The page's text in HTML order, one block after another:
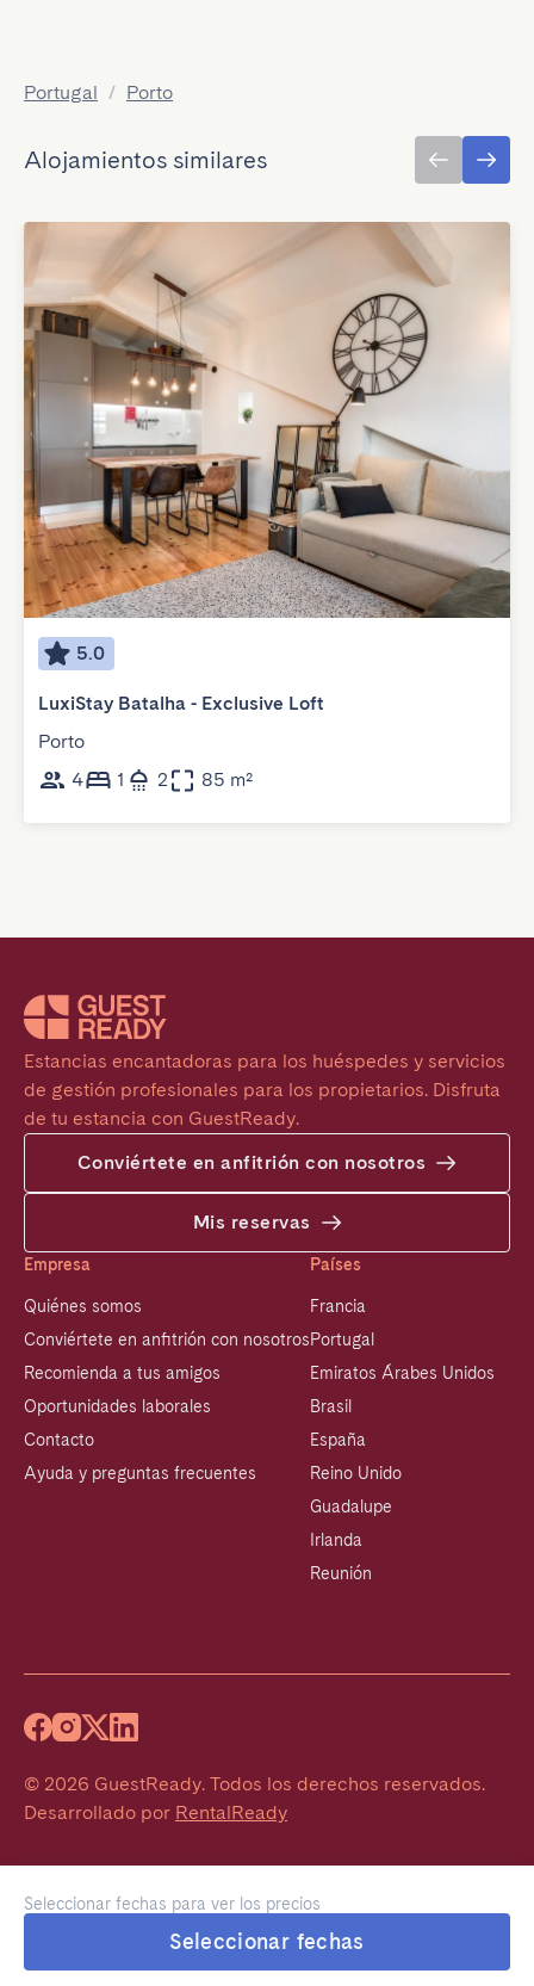
Seleccionar fechas para ver los precios
Seleccionar fechas
Portugal / Porto
Alojamientos similares
5.0
LuxiStay Batalha - Exclusive Loft
Porto
4
1 2 85 m²
Estancias encantadoras para los huéspedes y servicios
de gestión profesionales para los propietarios. Disfruta
de tu estancia con GuestReady.
Conviértete en anfitrión con nosotros
Mis reservas
Empresa
Quiénes somos
Conviértete en anfitrión con nosotros
Recomienda a tus amigos
Oportunidades laborales
Contacto
Ayuda y preguntas frecuentes
Países
Francia
Portugal
Emiratos Árabes Unidos
Brasil
España
Reino Unido
Guadalupe
Irlanda
Reunión
© 2026 GuestReady. Todos los derechos reservados.
Desarrollado por RentalReady